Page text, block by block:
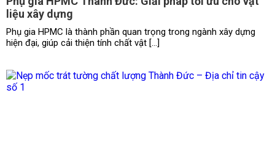
liệu xây dựng
Phụ gia HPMC là thành phần quan trọng trong ngành xây dựng
hiện đại, giúp cải thiện tính chất vật […]